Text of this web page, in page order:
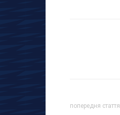
попередня стаття